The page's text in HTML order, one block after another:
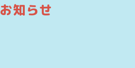
お知らせ